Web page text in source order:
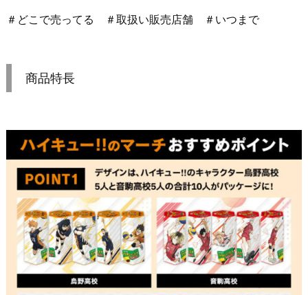
＃どこで売ってる ＃取扱い販売店舗 ＃いつまで
商品特長